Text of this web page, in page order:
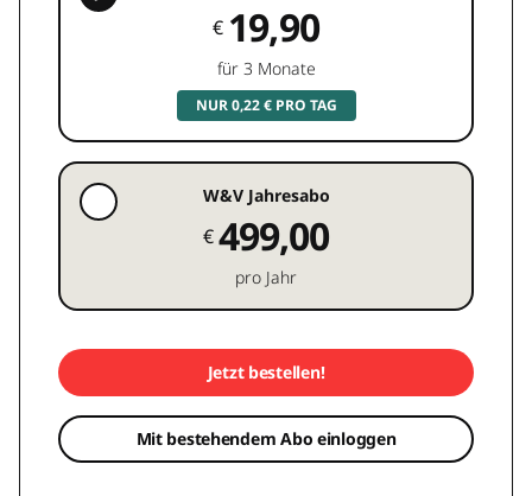
€ 19,90
für 3 Monate
NUR 0,22 € PRO TAG
W&V Jahresabo
€499,00
pro Jahr
Jetzt bestellen!
Mit bestehendem Abo einloggen